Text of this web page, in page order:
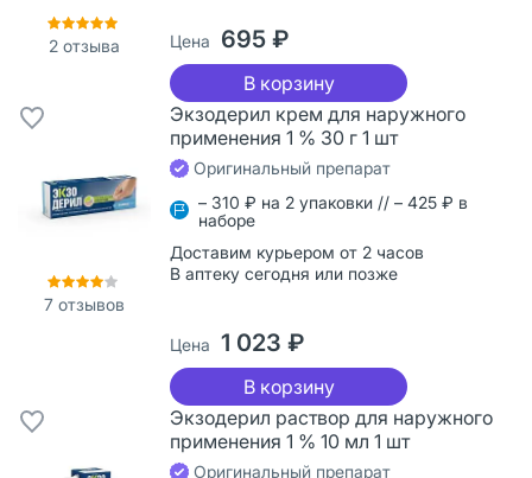
2 отзыва Цена 695 ₽
В корзину
7 отзывов
Экзодерил крем для наружного
применения 1 % 30 г 1 шт
Оригинальный препарат
– 310 ₽ на 2 упаковки // – 425 ₽ в
наборе
Доставим курьером от 2 часов
В аптеку сегодня или позже
Цена 1 023 ₽
В корзину
Экзодерил раствор для наружного
применения 1 % 10 мл 1 шт
Оригинальный препарат